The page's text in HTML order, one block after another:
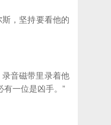
，坚持要看他的
音磁带里录着他
一位是凶手。”